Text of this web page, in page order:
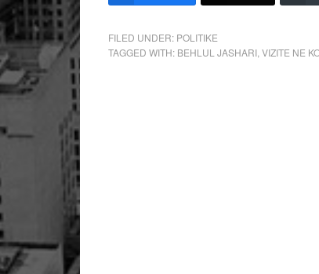
FILED UNDER: POLITIKE
TAGGED WITH: BEHLUL JASHARI VIZITE NE